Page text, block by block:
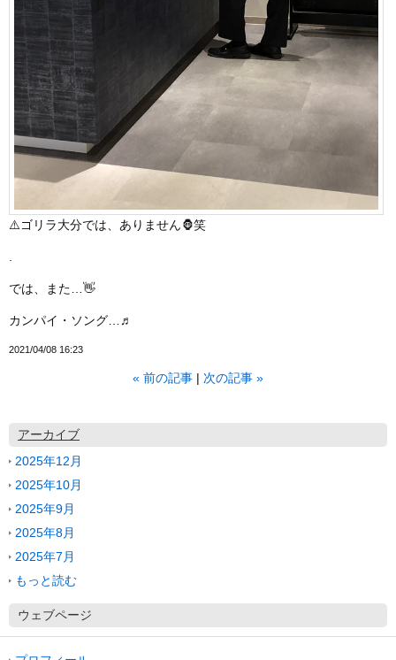
⚠️ゴリラ大分では、ありません🦍笑
.
では、また…👋
カンパイ・ソング…♬
2021/04/08 16:23
« 前の記事 次の記事 »
アーカイブ
2025年12月
2025年10月
2025年9月
2025年8月
2025年7月
もっと読む
ウェブページ